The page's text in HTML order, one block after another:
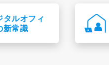
タルオフィ
新常識